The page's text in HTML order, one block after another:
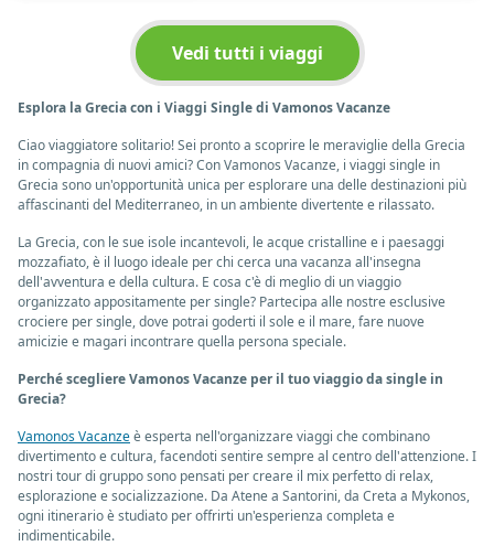
Vedi tutti i viaggi
Esplora la Grecia con i Viaggi Single di Vamonos Vacanze
Ciao viaggiatore solitario! Sei pronto a scoprire le meraviglie della Grecia
in compagnia di nuovi amici? Con Vamonos Vacanze, i viaggi single in
Grecia sono un'opportunità unica per esplorare una delle destinazioni più
affascinanti del Mediterraneo, in un ambiente divertente e rilassato.
La Grecia, con le sue isole incantevoli, le acque cristalline e i paesaggi
mozzafiato, è il luogo ideale per chi cerca una vacanza all'insegna
dell'avventura e della cultura. E cosa c'è di meglio di un viaggio
organizzato appositamente per single? Partecipa alle nostre esclusive
crociere per single, dove potrai goderti il sole e il mare, fare nuove
amicizie e magari incontrare quella persona speciale.
Perché scegliere Vamonos Vacanze per il tuo viaggio da single in
Grecia?
Vamonos Vacanzeè esperta nell'organizzare viaggi che combinano
divertimento e cultura, facendoti sentire sempre al centro dell'attenzione. I
nostri tour di gruppo sono pensati per creare il mix perfetto di relax,
esplorazione e socializzazione. Da Atene a Santorini, da Creta a Mykonos,
ogni itinerario è studiato per offrirti un'esperienza completa e
indimenticabile.